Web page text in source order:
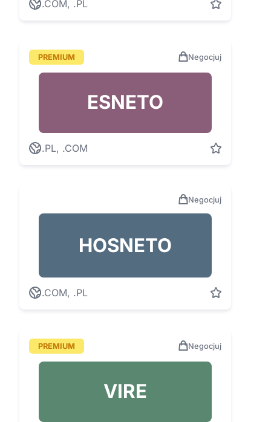
.COM, .PL
PREMIUM Negocjuj
ESNETO
.PL, .COM
Negocjuj
HOSNETO
.COM, .PL
PREMIUM Negocjuj
VIRE